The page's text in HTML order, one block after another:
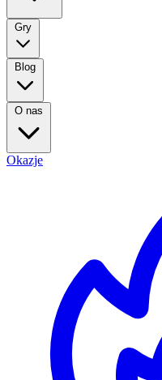
Gry
Blog
O nas
Okazje